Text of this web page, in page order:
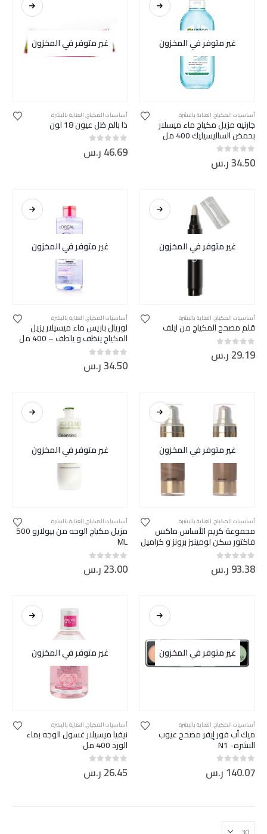
غير متوفر في المخزون
أساسيات المكياج,العناية بالبشرة
جارنيه مزيل مكياج ماء ميسلار
بحمض الساليسيليك 400 مل
0
out of 5
34.50ر.س
غير متوفر في المخزون
أساسيات المكياج,العناية بالبشرة
ذا بالم ظل عيون 18 لون
0
out of 5
46.69ر.س
غير متوفر في المخزون
أساسيات المكياج,العناية بالبشرة
قلم مصحح المكياج من ايلف
0
out of 5
29.19ر.س
غير متوفر في المخزون
أساسيات المكياج,العناية بالبشرة
لوريال باريس ماء ميسيلار يزيل
المكياج ينظف و يلطف – 400 مل
0
out of 5
34.50ر.س
غير متوفر في المخزون
أساسيات المكياج,العناية بالبشرة
مجموعة كريم الأساس ماكس
فاكتور سكن لومينيز برونز و كراميل
0
out of 5
93.38ر.س
غير متوفر في المخزون
أساسيات المكياج,العناية بالبشرة
مزيل مكياج الوجه من بيولارو 500
ML
0
out of 5
23.00ر.س
غير متوفر في المخزون
أساسيات المكياج,العناية بالبشرة
ميك أب فور إيفر مصحح عيوب
البشره- N1
out of 5
140.07ر.س
غير متوفر في المخزون
أساسيات المكياج,العناية بالبشرة
نيفيا ميسيلار غسول الوجه بماء
الورد 400 مل
0
out of 5
26.45ر.س